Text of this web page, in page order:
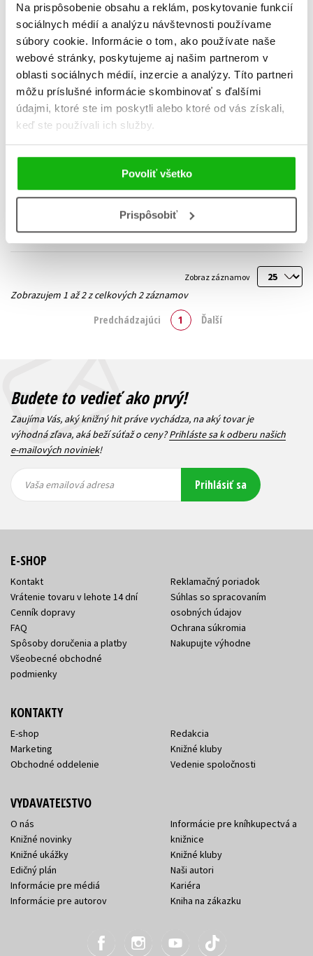
Na prispôsobenie obsahu a reklám, poskytovanie funkcií
sociálnych médií a analýzu návštevnosti používame
súbory cookie. Informácie o tom, ako používate naše
webové stránky, poskytujeme aj našim partnerom v
oblasti sociálnych médií, inzercie a analýzy. Títo partneri
môžu príslušné informácie skombinovať s ďalšími
údajmi, ktoré ste im poskytli alebo ktoré od vás získali,
keď ste používali ich služby.
Povoliť všetko
Prispôsobiť
U mě pořád dobrý
Jan Hřebejk,
Do košíka
Tereza Maxová,
Do košíka
Zobraz záznamov
Zobrazujem 1 až 2 z celkových 2 záznamov
Predchádzajúci 1 Ďalší
Budete to vedieť ako prvý!
Zaujíma Vás, aký knižný hit práve vychádza, na aký tovar je
výhodná zľava, aká beží súťaž o ceny?Prihláste sa k odberu našich
e-mailových noviniek!
emailová
emailová
Vaša emailová adresa Prihlásiť sa
E-SHOP
Kontakt
Vrátenie tovaru v lehote 14 dní
Cenník dopravy
FAQ
Spôsoby doručenia a platby
Všeobecné obchodné
podmienky
Reklamačný poriadok
Súhlas so spracovaním
osobných údajov
Ochrana súkromia
Nakupujte výhodne
KONTAKTY
E-shop
Marketing
Obchodné oddelenie
Redakcia
Knižné kluby
Vedenie spoločnosti
VYDAVATEĽSTVO
O nás
Knižné novinky
Knižné ukážky
Edičný plán
Informácie pre médiá
Informácie pre autorov
Informácie pre kníhkupectvá a
knižnice
Knižné kluby
Naši autori
Kariéra
Kniha na zákazku